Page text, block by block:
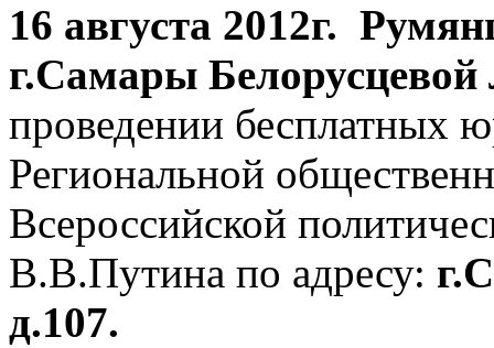
16 августа 2012г.
г.Самары
проведении бесплатных
Региональной
Всероссийской
В.В.Путина по адресу:
д.107.